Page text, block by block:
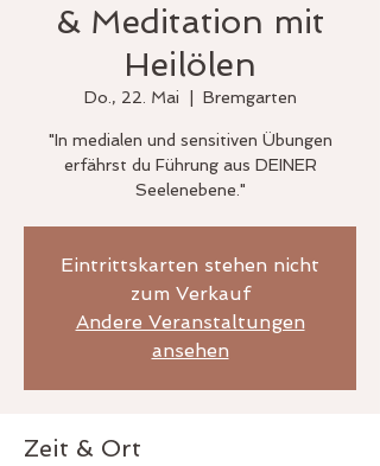
& Meditation mit
Heilölen
Do., 22. Mai Bremgarten
"In medialen und sensitiven Übungen
erfährst du Führung aus DEINER
Seelenebene."
Eintrittskarten stehen nicht
zum Verkauf
Andere Veranstaltungen
ansehen
Zeit & Ort